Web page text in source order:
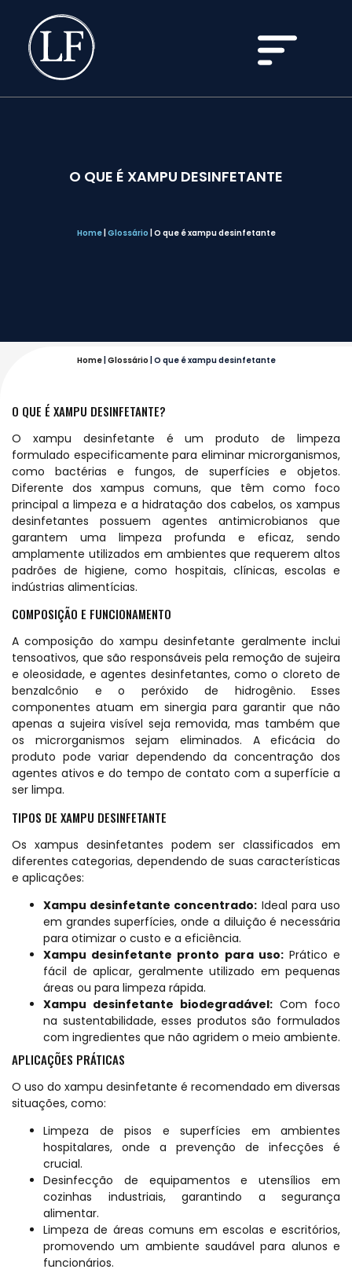
O QUE É XAMPU DESINFETANTE
Home| Glossário O que é xampu desinfetante
Home| Glossário O que é xampu desinfetante
O QUE É XAMPU DESINFETANTE?
O xampu desinfetante é um produto de limpeza
formulado especificamente para eliminar microrganismos,
como bactérias e fungos, de superfícies e objetos.
Diferente dos xampus comuns, que têm como foco
principal a limpeza e a hidratação dos cabelos, os xampus
desinfetantes possuem agentes antimicrobianos que
garantem uma limpeza profunda e eficaz, sendo
amplamente utilizados em ambientes que requerem altos
padrões de higiene, como hospitais, clínicas, escolas e
indústrias alimentícias.
COMPOSIÇÃO E FUNCIONAMENTO
A composição do xampu desinfetante geralmente inclui
tensoativos, que são responsáveis pela remoção de sujeira
e oleosidade, e agentes desinfetantes, como o cloreto de
benzalcônio e o peróxido de hidrogênio. Esses
componentes atuam em sinergia para garantir que não
apenas a sujeira visível seja removida, mas também que
os microrganismos sejam eliminados. A eficácia do
produto pode variar dependendo da concentração dos
agentes ativos e do tempo de contato com a superfície a
ser limpa.
TIPOS DE XAMPU DESINFETANTE
Os xampus desinfetantes podem ser classificados em
diferentes categorias, dependendo de suas características
e aplicações:
Xampu desinfetante concentrado: Ideal para uso
em grandes superfícies, onde a diluição é necessária
para otimizar o custo e a eficiência.
Xampu desinfetante pronto para uso:Prático e
fácil de aplicar, geralmente utilizado em pequenas
áreas ou para limpeza rápida.
Xampu desinfetante biodegradável: Com foco
na sustentabilidade, esses produtos são formulados
com ingredientes que não agridem o meio ambiente.
APLICAÇÕES PRÁTICAS
O uso do xampu desinfetante é recomendado em diversas
situações, como:
Limpeza de pisos e superfícies em ambientes
hospitalares, onde a prevenção de infecções é
crucial.
Desinfecção de equipamentos e utensílios em
cozinhas industriais, garantindo a segurança
alimentar.
Limpeza de áreas comuns em escolas e escritórios,
promovendo um ambiente saudável para alunos e
funcionários.